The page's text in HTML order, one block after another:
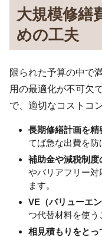
大規模修繕
めの工夫
限られた予算の中で
用の最適化が不可欠
で、適切なコストコ
長期修繕計画を精
てば急な出費を防
補助金や減税制度
やバリアフリー対
ます。
VE（バリューエ
つ代替材料を使う
相見積もりをとっ